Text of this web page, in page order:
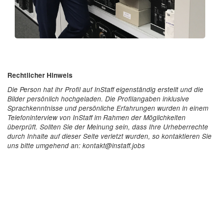
Rechtlicher Hinweis
Die Person hat ihr Profil auf InStaff eigenständig erstellt und die
Bilder persönlich hochgeladen. Die Profilangaben inklusive
Sprachkenntnisse und persönliche Erfahrungen wurden in einem
Telefoninterview von InStaff im Rahmen der Möglichkeiten
überprüft. Sollten Sie der Meinung sein, dass Ihre Urheberrechte
durch Inhalte auf dieser Seite verletzt wurden, so kontaktieren Sie
uns bitte umgehend an: kontakt@instaff.jobs